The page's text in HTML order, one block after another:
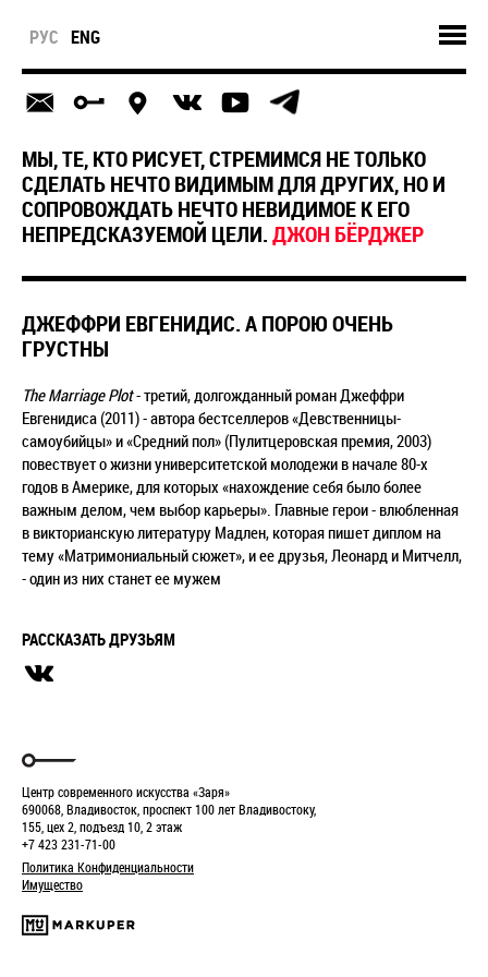
РУС ENG
МЫ, ТЕ, КТО РИСУЕТ, СТРЕМИМСЯ НЕ ТОЛЬКО
СДЕЛАТЬ НЕЧТО ВИДИМЫМ ДЛЯ ДРУГИХ, НО И
СОПРОВОЖДАТЬ НЕЧТО НЕВИДИМОЕ К ЕГО
НЕПРЕДСКАЗУЕМОЙ ЦЕЛИ.ДЖОН БЁРДЖЕР
ДЖЕФФРИ ЕВГЕНИДИС. А ПОРОЮ ОЧЕНЬ
ГРУСТНЫ
The Marriage Plot- третий, долгожданный роман Джеффри
Евгенидиса (2011) - автора бестселлеров «Девственницы-
самоубийцы» и «Средний пол» (Пулитцеровская премия, 2003)
повествует о жизни университетской молодежи в начале 80-х
годов в Америке, для которых «нахождение себя было более
важным делом, чем выбор карьеры». Главные герои - влюбленная
в викторианскую литературу Мадлен, которая пишет диплом на
тему «Матримониальный сюжет», и ее друзья, Леонард и Митчелл,
- один из них станет ее мужем
РАССКАЗАТЬ ДРУЗЬЯМ
Центр современного искусства «Заря»
690068, Владивосток, проспект 100 лет Владивостоку,
155, цех 2, подъезд 10, 2 этаж
+7 423 231-71-00
Политика Конфиденциальности
Имущество